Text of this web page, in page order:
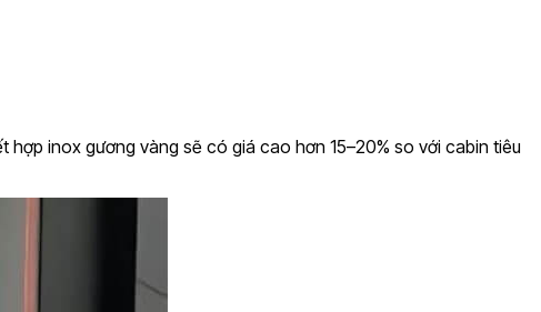
inox gương vàng sẽ có giá cao hơn 15–20% so với cabin tiêu